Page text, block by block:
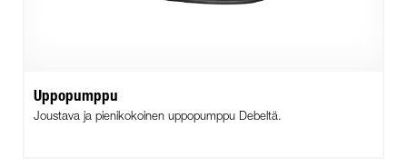
Uppopumppu
Joustava ja pienikokoinen uppopumppu Debeltä.